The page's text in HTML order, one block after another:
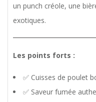
un punch créole, une
exotiques.
Les points forts :
✅ Cuisses de poulet
✅ Saveur fumée